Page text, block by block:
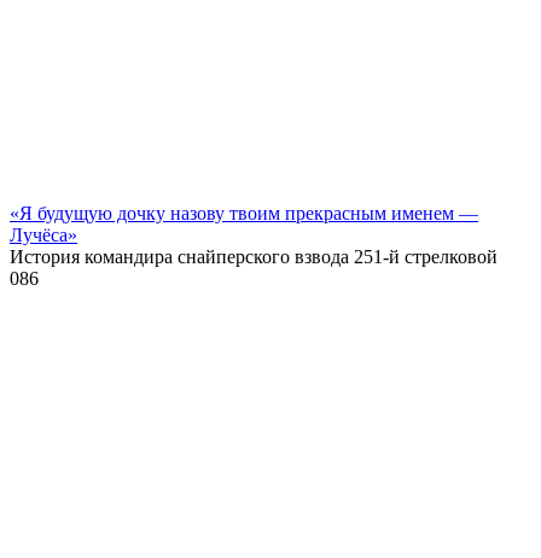
«Я будущую дочку назову твоим прекрасным именем —
Лучёса»
История командира снайперского взвода 251-й стрелковой
086